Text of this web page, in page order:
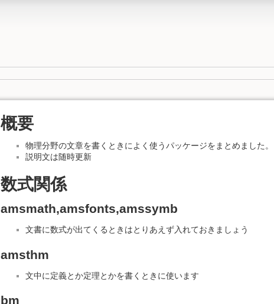
概要
物理分野の文章を書くときによく使うパッケージをまとめました。
説明文は随時更新
数式関係
amsmath,amsfonts,amssymb
文書に数式が出てくるときはとりあえず入れておきましょう
amsthm
文中に定義とか定理とかを書くときに使います
bm